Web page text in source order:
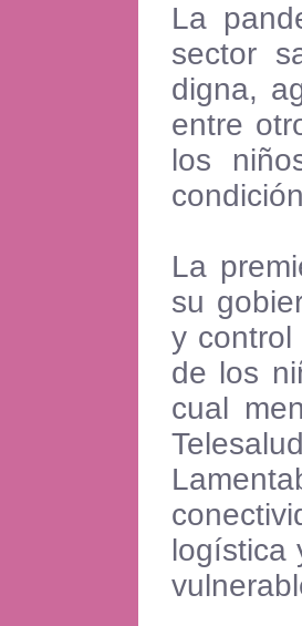
La
sector
digna,
entre
los
La
su
y
de los
cual
logística